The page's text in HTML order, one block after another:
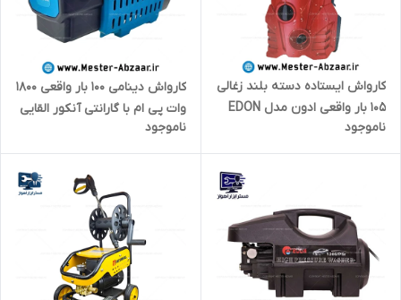
کارواش ایستاده دسته بلند زغالی
105 بار واقعی ادون مدل EDON
ED-QJ-14001
ناموجود
کارواش دینامی 100 بار واقعی 1800
وات پی ام با گارانتی آنکور القایی
مدل P.M TM-S3
ناموجود